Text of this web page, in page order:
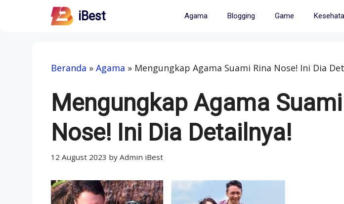
iBest Agama Blogging Game
Beranda » Agama » Mengungkap Agama Suami Rina Nose! Ini Dia
Mengungkap Agama
Nose! Ini Dia Detailnya!
12 August 2023 by Admin iBest